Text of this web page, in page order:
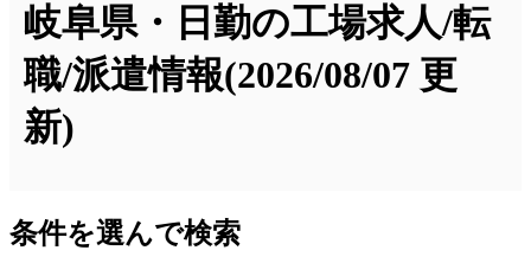
岐阜県・日勤の工場求人/転
職/派遣情報(2026/08/07 更
新)
条件を選んで検索